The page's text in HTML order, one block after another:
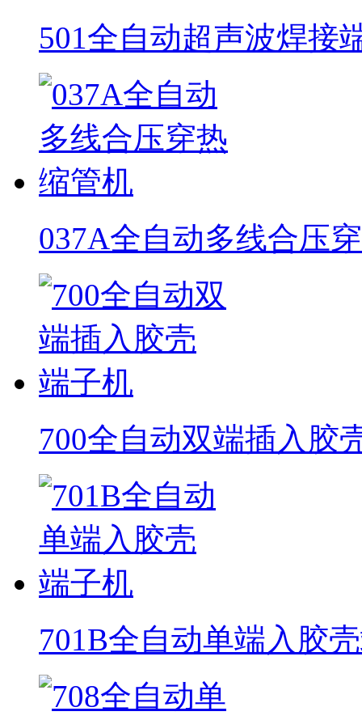
501全自动超声波焊接
037A全自动多线合压
700全自动双端插入胶
701B全自动单端入胶